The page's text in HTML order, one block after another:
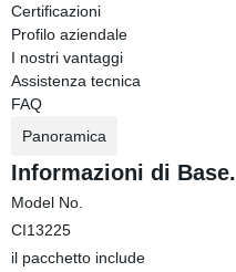
Certificazioni
Profilo aziendale
I nostri vantaggi
Assistenza tecnica
FAQ
Panoramica
Informazioni di Base.
Model No.
CI13225
il pacchetto include